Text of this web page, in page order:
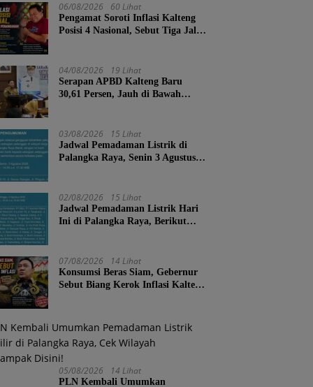
06/08/2026 60 Lihat
Pengamat Soroti Inflasi Kalteng
Posisi 4 Nasional, Sebut Tiga Jalur
04/08/2026 19 Lihat
Serapan APBD Kalteng Baru
30,61 Persen, Jauh di Bawah
03/08/2026 15 Lihat
Jadwal Pemadaman Listrik di
Palangka Raya, Senin 3 Agustus
02/08/2026 15 Lihat
Jadwal Pemadaman Listrik Hari
Ini di Palangka Raya, Berikut
07/08/2026 14 Lihat
Konsumsi Beras Siam, Gebernur
Sebut Biang Kerok Inflasi Kalteng
05/08/2026 14 Lihat
PLN Kembali Umumkan